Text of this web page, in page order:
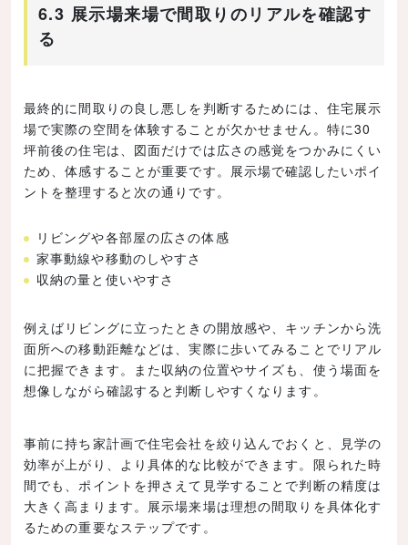
6.3 展示場来場で間取りのリアルを確認す
る
最終的に間取りの良し悪しを判断するためには、住宅展示
場で実際の空間を体験することが欠かせません。特に30
坪前後の住宅は、図面だけでは広さの感覚をつかみにくい
ため、体感することが重要です。展示場で確認したいポイ
ントを整理すると次の通りです。
リビングや各部屋の広さの体感
家事動線や移動のしやすさ
収納の量と使いやすさ
例えばリビングに立ったときの開放感や、キッチンから洗
面所への移動距離などは、実際に歩いてみることでリアル
に把握できます。また収納の位置やサイズも、使う場面を
想像しながら確認すると判断しやすくなります。
事前に持ち家計画で住宅会社を絞り込んでおくと、見学の
効率が上がり、より具体的な比較ができます。限られた時
間でも、ポイントを押さえて見学することで判断の精度は
大きく高まります。展示場来場は理想の間取りを具体化す
るための重要なステップです。